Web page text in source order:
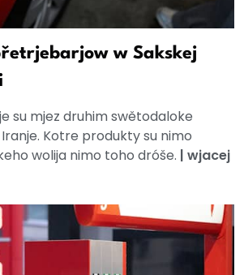
w Sakskej
su mjez druhim swětodaloke
Kotre produkty su nimo
wolija nimo toho dróše. | wjacej